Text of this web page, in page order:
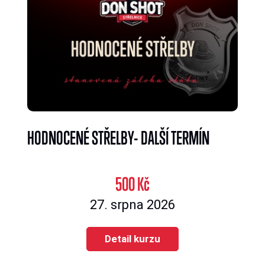
HODNOCENÉ STŘELBY- DALŠÍ TERMÍN
500 Kč
27. srpna 2026
Detail kurzu